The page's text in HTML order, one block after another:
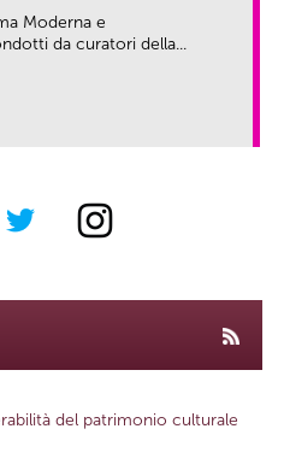
Moderna e
da curatori della...
del patrimonio culturale